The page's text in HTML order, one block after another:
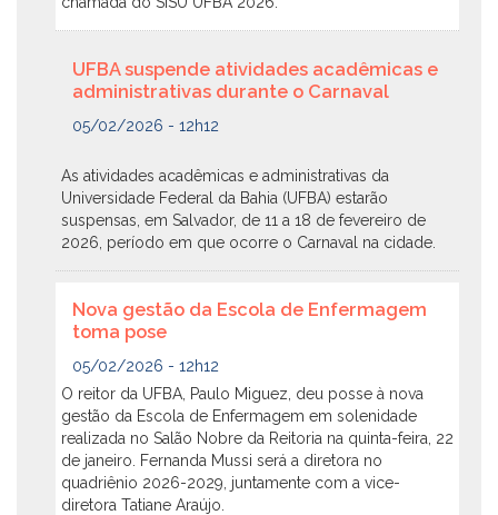
UFBA suspende atividades acadêmicas e
administrativas durante o Carnaval
05/02/2026 - 12h12
As atividades acadêmicas e administrativas da
Universidade Federal da Bahia (UFBA) estarão
suspensas, em Salvador, de 11 a 18 de fevereiro de
2026, período em que ocorre o Carnaval na cidade.
Nova gestão da Escola de Enfermagem
toma pose
05/02/2026 - 12h12
O reitor da UFBA, Paulo Miguez, deu posse à nova
gestão da Escola de Enfermagem em solenidade
realizada no Salão Nobre da Reitoria na quinta-feira, 22
de janeiro. Fernanda Mussi será a diretora no
quadriênio 2026-2029, juntamente com a vice-
diretora Tatiane Araújo.